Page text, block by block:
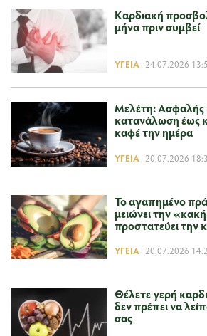
Καρδιακή
μήνα πριν συμβεί
ΥΓΕΊΑ 24.07.2026
Μελέτη: Ασφαλής
κατανάλωση έως
καφέ την ημέρα
ΥΓΕΊΑ 20.07.2026
Το αγαπημένο
μειώνει την
προστατεύει την
ΥΓΕΊΑ 20.07.2026
Θέλετε γερή
δεν πρέπει να
σας